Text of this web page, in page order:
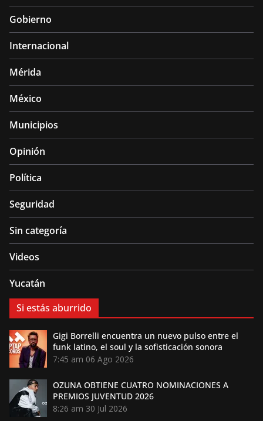
Gobierno
Internacional
Mérida
México
Municipios
Opinión
Política
Seguridad
Sin categoría
Videos
Yucatán
Si estás aburrido
Gigi Borrelli encuentra un nuevo pulso entre el
funk latino, el soul y la sofisticación sonora
7:45 am 06 Ago 2026
OZUNA OBTIENE CUATRO NOMINACIONES A
PREMIOS JUVENTUD 2026
8:26 am 30 Jul 2026